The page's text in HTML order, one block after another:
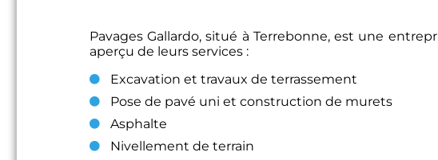
Pavages Gallardo, situé à Terrebonne, est une
aperçu de leurs services :
Excavation et travaux de terrassement
Pose de pavé uni et construction de murets
Asphalte
Nivellement de terrain